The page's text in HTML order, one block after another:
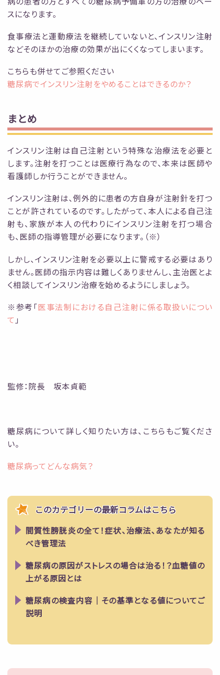
スになります。
食事療法と運動療法を継続していないと、インスリン注射
などそのほかの治療の効果が出にくくなってしまいます。
こちらも併せてご参照ください
糖尿病でインスリン注射をやめることはできるのか？
まとめ
インスリン注射は自己注射という特殊な治療法を必要と
します。注射を打つことは医療行為なので、本来は医師や
看護師しか行うことができません。
インスリン注射は、例外的に患者の方自身が注射針を打つ
ことが許されているのです。したがって、本人による自己注
射も、家族が本人の代わりにインスリン注射を打つ場合
も、医師の指導管理が必要になります。（※）
しかし、インスリン注射を必要以上に警戒する必要はあり
ません。医師の指示内容は難しくありませんし、主治医とよ
く相談してインスリン治療を始めるようにしましょう。
※参考「医事法制における自己注射に係る取扱いについ
て 」
監修：院長 坂本貞範
糖尿病について詳しく知りたい方は、こちらもご覧くださ
い。
糖尿病ってどんな病気？
このカテゴリーの最新コラムはこちら
間質性膀胱炎の全て！症状、治療法、あなたが知る
べき管理法
糖尿病の原因がストレスの場合は治る！？血糖値の
上がる原因とは
糖尿病の検査内容｜その基準となる値についてご
説明